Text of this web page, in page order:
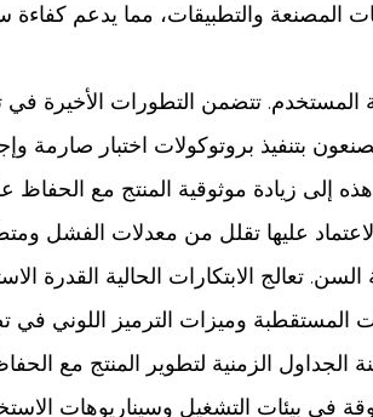
المصنعة والتطبيقات، مما يدعم كفاءة
المستخدم. تتضمن التطورات الأخيرة
بتنفيذ بروتوكولات اختبار صارمة
إلى زيادة موثوقية المنتج مع
تعالج الابتكارات الحالية القدرة
المستقطبة وميزات الترميز اللوني
الزمنية لتطوير المنتج مع